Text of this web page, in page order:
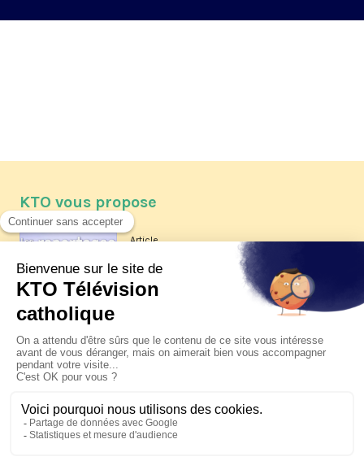
KTO vous propose
Article
Les reportages d'été 2026 de KTO
La visite pastorale du pape Léon
XIV à Assise à suivre sur KTO le
jeudi 6 août
Le pape en Uruguay, Argentine et
Pérou du 6 au 17 novembre 2026